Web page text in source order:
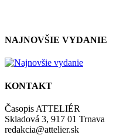
NAJNOVŠIE VYDANIE
KONTAKT
Časopis ATTELIÉR
Skladová 3, 917 01 Trnava
redakcia@attelier.sk